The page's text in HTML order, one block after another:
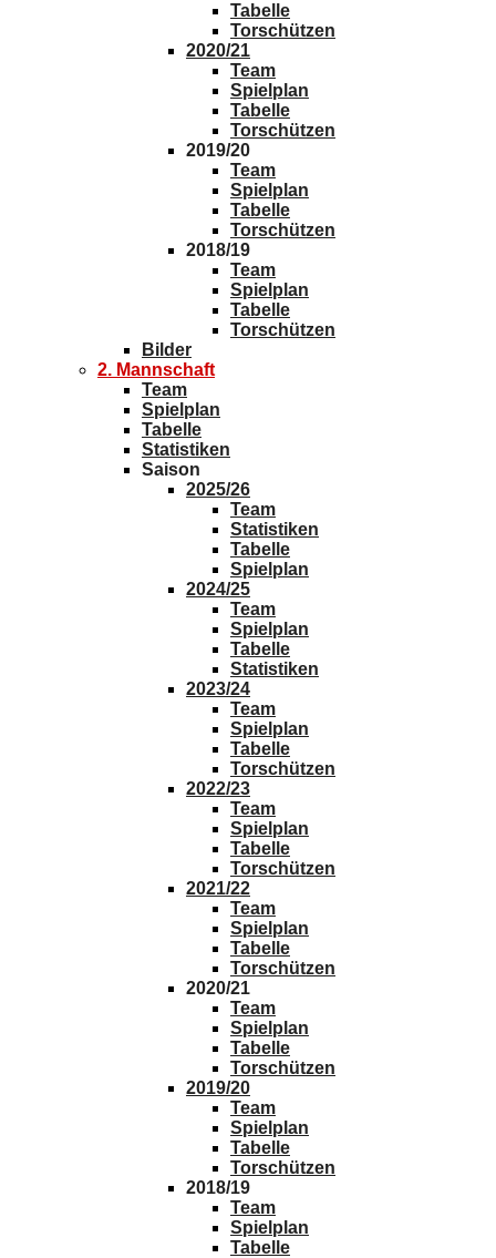
Tabelle
Torschützen
2020/21
Team
Spielplan
Tabelle
Torschützen
2019/20
Team
Spielplan
Tabelle
Torschützen
2018/19
Team
Spielplan
Tabelle
Torschützen
Bilder
2. Mannschaft
Team
Spielplan
Tabelle
Statistiken
Saison
2025/26
Team
Statistiken
Tabelle
Spielplan
2024/25
Team
Spielplan
Tabelle
Statistiken
2023/24
Team
Spielplan
Tabelle
Torschützen
2022/23
Team
Spielplan
Tabelle
Torschützen
2021/22
Team
Spielplan
Tabelle
Torschützen
2020/21
Team
Spielplan
Tabelle
Torschützen
2019/20
Team
Spielplan
Tabelle
Torschützen
2018/19
Team
Spielplan
Tabelle